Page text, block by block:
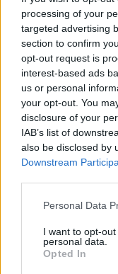
processing of your
targeted advertising
section to confirm
opt-out request is
interest-based ads
us or personal
your opt-out. You
disclosure of your
IAB’s list of
also be disclosed by
Downstream
Personal Data
I want to opt-
personal data.
Opted In
Προηγούμενο